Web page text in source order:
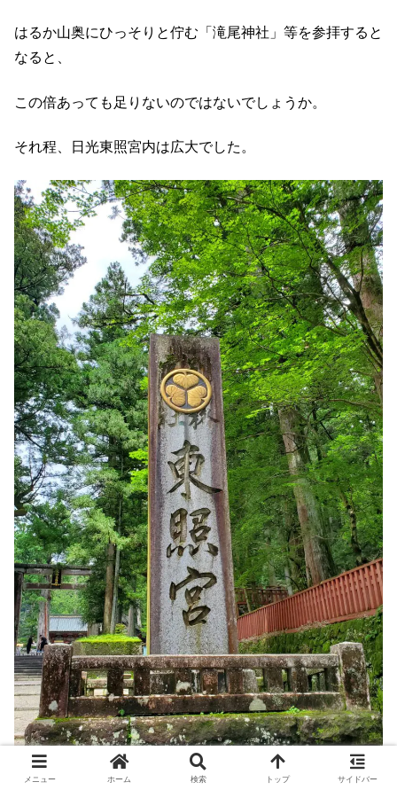
はるか山奥にひっそりと佇む「滝尾神社」等を参拝すると
なると、
この倍あっても足りないのではないでしょうか。
それ程、日光東照宮内は広大でした。
メニュー ホーム 検索 トップ サイドバー